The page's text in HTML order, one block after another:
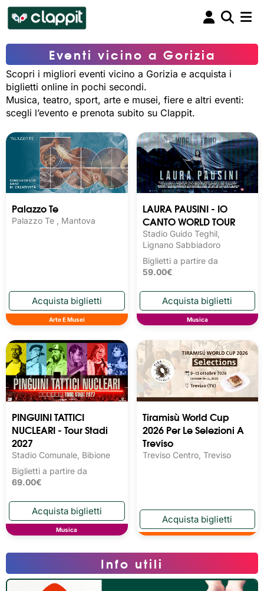
Eventi vicino a Gorizia
Scopri i migliori eventi vicino a Gorizia e acquista i
biglietti online in pochi secondi.
Musica, teatro, sport, arte e musei, fiere e altri eventi:
scegli l’evento e prenota subito su Clappit.
Palazzo Te
Palazzo Te , Mantova
Arte E Musei
LAURA PAUSINI - IO
CANTO WORLD TOUR
Stadio Guido Teghil,
Lignano Sabbiadoro
Biglietti a partire da
59.00€
Musica
PINGUINI TATTICI
NUCLEARI - Tour Stadi
2027
Stadio Comunale, Bibione
Biglietti a partire da
69.00€
Musica
Tiramisù World Cup
2026 Per Le Selezioni A
Treviso
Treviso Centro, Treviso
Info utili